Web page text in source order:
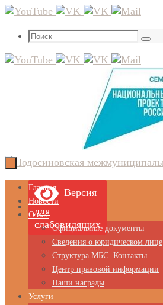
Перейти
содержимому
Что
Поиск
Версия
для
слабовидящих
Перейти
содержимому
Главная
Новости
О нас
Официальные документы
Сведения о юридическом лице
Структура МБС. Контакты.
Центр правовой информации
Наши награды
Услуги